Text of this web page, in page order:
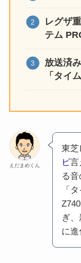
レグザ
テム
放送済
「タイ
えだまめくん
東芝
ビ言
る
「
ぎ
に進